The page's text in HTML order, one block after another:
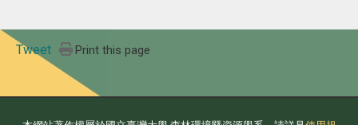
Tweet Print this page